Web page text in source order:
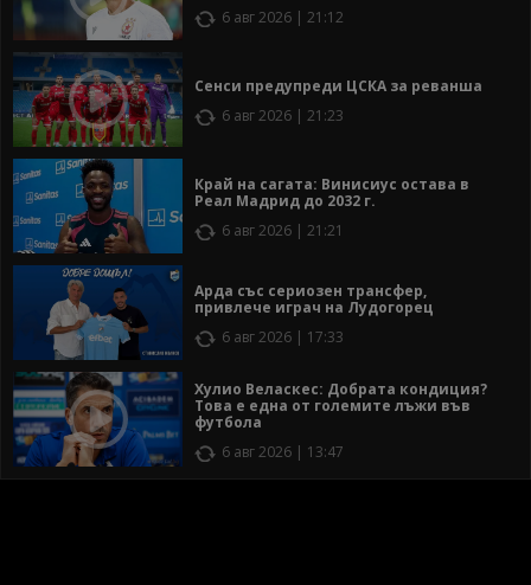
6 авг 2026 | 21:12
Сенси предупреди ЦСКА за реванша
6 авг 2026 | 21:23
Край на сагата: Винисиус остава в
Реал Мадрид до 2032 г.
6 авг 2026 | 21:21
Арда със сериозен трансфер,
привлече играч на Лудогорец
6 авг 2026 | 17:33
Хулио Веласкес: Добрата кондиция?
Това е една от големите лъжи във
футбола
6 авг 2026 | 13:47